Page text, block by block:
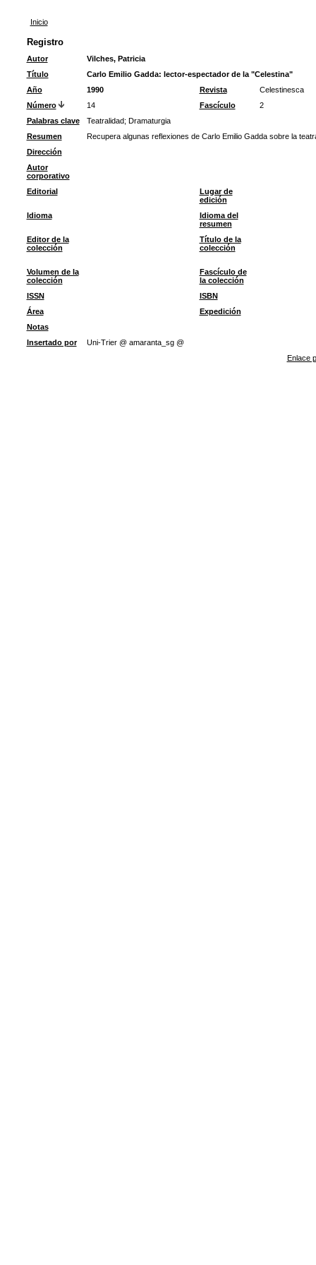
Inicio
Registro
Autor
Vilches, Patricia
Título
Carlo Emilio Gadda: lector-espectador de la "Celestina"
Año
1990 Revista
Celestinesca
Número
14 Fascículo
2
Palabras clave
Teatralidad; Dramaturgia
Resumen
Recupera algunas reflexiones de Carlo Emilio Gadda sobre la
Dirección
Autor
corporativo
Editorial
Lugar de
edición
Idioma
Idioma del
resumen
Editor de la
colección
Título de la
colección
Volumen de la
colección
Fascículo de
la colección
ISSN
ISBN
Área
Expedición
Notas
Insertado por
Uni-Trier @ amaranta_sg @
Enlace